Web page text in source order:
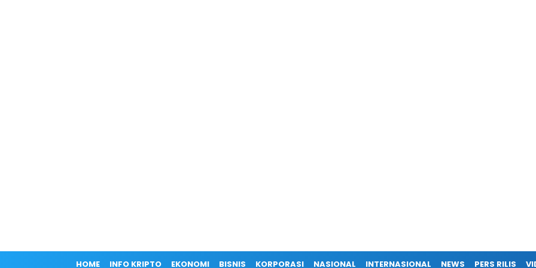
HOME INFO KRIPTO EKONOMI BISNIS KORPORASI NASIONAL INTERNASIONAL NEWS PERS RILIS